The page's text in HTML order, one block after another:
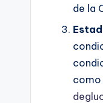
de la
como